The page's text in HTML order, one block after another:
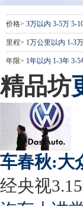
价格> 3万以内 3-5万 5-
里程> 1万公里以内 1-3
年限> 1年以内 1-3年 3-5
精品坊
车春秋:大
经央视